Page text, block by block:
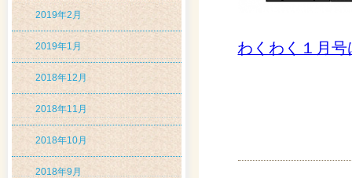
2019年2月
2019年1月
2018年12月
2018年11月
2018年10月
2018年9月
わくわく１月